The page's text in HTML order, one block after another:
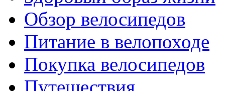
Обзор велосипедов
Питание в велопоходе
Покупка велосипедов
Путешествия